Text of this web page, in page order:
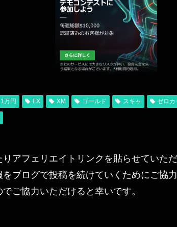
1万円 FX XM ゴールド スキャ ゼロカ
アフェリエイトリンクを貼らせていただ
ブログで投稿を続けていくためにご協
ご協力いただけると幸いです。